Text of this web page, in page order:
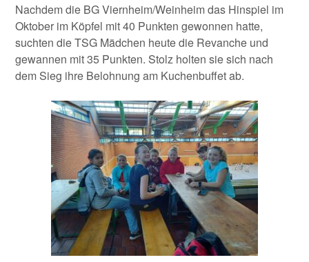
Nachdem die BG Viernheim/Weinheim das Hinspiel im
Oktober im Köpfel mit 40 Punkten gewonnen hatte,
suchten die TSG Mädchen heute die Revanche und
gewannen mit 35 Punkten. Stolz holten sie sich nach
dem Sieg ihre Belohnung am Kuchenbuffet ab.